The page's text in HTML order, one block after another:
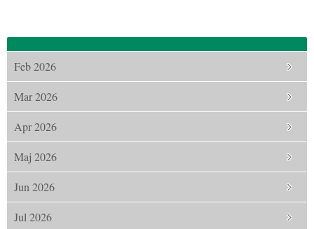
Feb 2026
Mar 2026
Apr 2026
Maj 2026
Jun 2026
Jul 2026